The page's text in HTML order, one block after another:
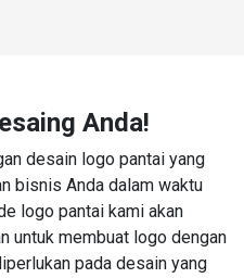
Anda!
desain logo pantai yang
bisnis Anda dalam waktu
logo pantai kami akan
untuk membuat logo dengan
pada desain yang